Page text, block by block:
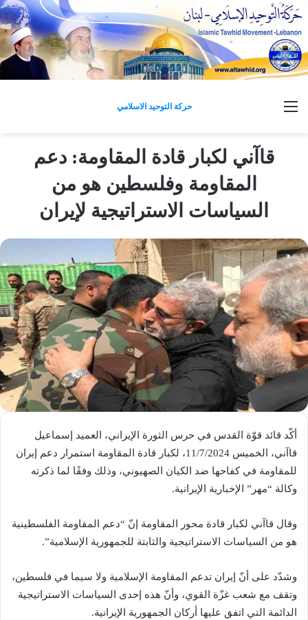
حركة التوحيد الاسلامي القائمة
قاآني لكبار قادة المقاومة: دعم
المقاومة وفلسطين هو من
السياسات الاستراتيجية لإيران
أكّد قائد قوّة القدس في حرس الثورة الإيراني، العميد إسماعيل
قاآني، الخميس 11/7/2024، لكبار قادة المقاومة استمرار دعم إيران
للمقاومة في كفاحها ضد الكيان الصهيوني، وذلك وفقًا لما ذكرته
وكالة “مهر” الإخبارية الإيرانية.
وقال قاآني لكبار قادة محور المقاومة إنّ “دعم المقاومة الفلسطينية
هو من السياسات الاستراتيجية والثابتة للجمهورية الإسلامية”.
وشدّد على أنّ إيران تدعم المقاومة الإسلامية ولا سيما في فلسطين،
وتقف مع شعب غزّة القوي، وأنّ هذه إحدى السياسات الاستراتيجية
الدائمة التي اتفق عليها أركان الجمهورية الإيرانية.